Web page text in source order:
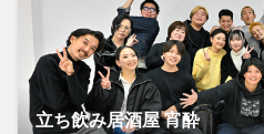
立ち飲み居酒屋 宵酔